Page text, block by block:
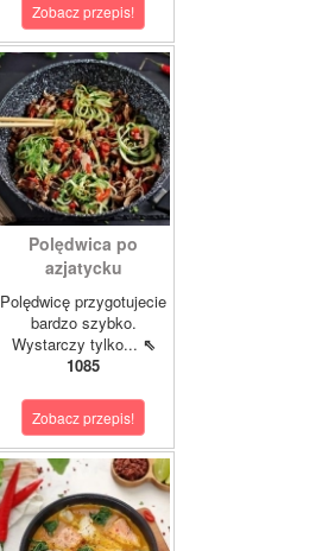
Zobacz przepis!
Polędwica po
azjatycku
Polędwicę przygotujecie
bardzo szybko.
Wystarczy tylko... ⇖
1085
Zobacz przepis!